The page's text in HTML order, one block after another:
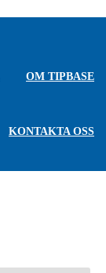
OM TIPBASE
KONTAKTA OSS